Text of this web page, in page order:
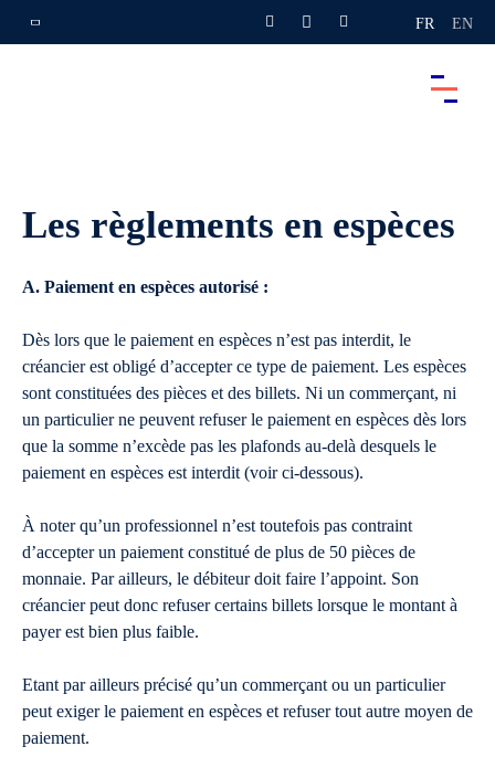
FR EN
Les règlements en espèces
A. Paiement en espèces autorisé :
Dès lors que le paiement en espèces n’est pas interdit, le
créancier est obligé d’accepter ce type de paiement. Les espèces
sont constituées des pièces et des billets. Ni un commerçant, ni
un particulier ne peuvent refuser le paiement en espèces dès lors
que la somme n’excède pas les plafonds au-delà desquels le
paiement en espèces est interdit (voir ci-dessous).
À noter qu’un professionnel n’est toutefois pas contraint
d’accepter un paiement constitué de plus de 50 pièces de
monnaie. Par ailleurs, le débiteur doit faire l’appoint. Son
créancier peut donc refuser certains billets lorsque le montant à
payer est bien plus faible.
Etant par ailleurs précisé qu’un commerçant ou un particulier
peut exiger le paiement en espèces et refuser tout autre moyen de
paiement.